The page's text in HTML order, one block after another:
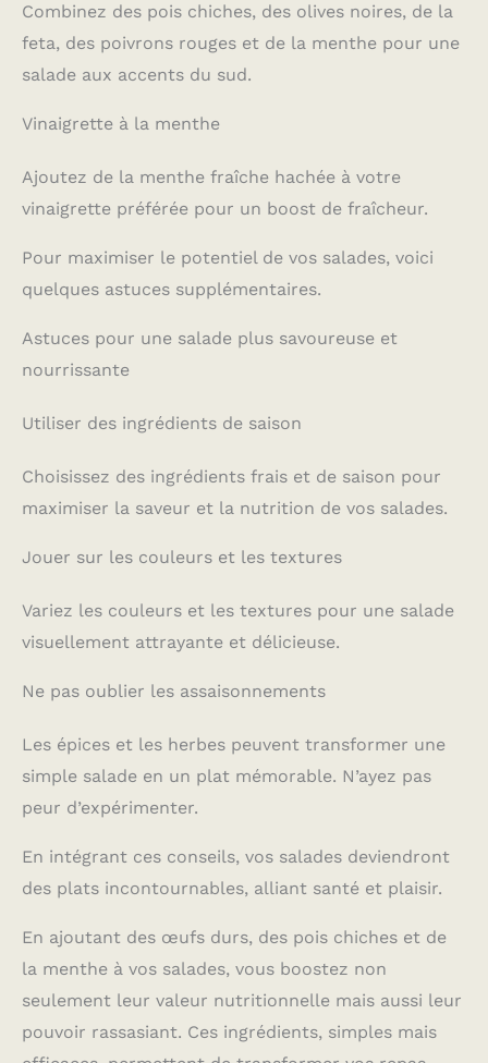
Combinez des pois chiches, des olives noires, de la
feta, des poivrons rouges et de la menthe pour une
salade aux accents du sud.
Vinaigrette à la menthe
Ajoutez de la menthe fraîche hachée à votre
vinaigrette préférée pour un boost de fraîcheur.
Pour maximiser le potentiel de vos salades, voici
quelques astuces supplémentaires.
Astuces pour une salade plus savoureuse et
nourrissante
Utiliser des ingrédients de saison
Choisissez des ingrédients frais et de saison pour
maximiser la saveur et la nutrition de vos salades.
Jouer sur les couleurs et les textures
Variez les couleurs et les textures pour une salade
visuellement attrayante et délicieuse.
Ne pas oublier les assaisonnements
Les épices et les herbes peuvent transformer une
simple salade en un plat mémorable. N’ayez pas
peur d’expérimenter.
En intégrant ces conseils, vos salades deviendront
des plats incontournables, alliant santé et plaisir.
En ajoutant des œufs durs, des pois chiches et de
la menthe à vos salades, vous boostez non
seulement leur valeur nutritionnelle mais aussi leur
pouvoir rassasiant. Ces ingrédients, simples mais